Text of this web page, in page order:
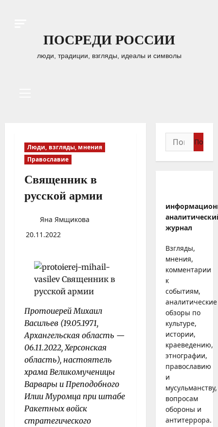
ПОСРЕДИ РОССИИ
люди, традиции, взгляды, идеалы и символы
Люди, взгляды, мнения
Православие
Священник в
русской армии
Яна Ямщикова
20.11.2022
Протоиерей Михаил
Васильев (19.05.1971,
Архангельская область —
06.11.2022, Херсонская
область), настоятель
храма Великомученицы
Варвары и Преподобного
Илии Муромца при штабе
Ракетных войск
стратегического
Найти:
журнал
Взгляды,
мнения,
комментарии
к
событиям,
аналитические
обзоры по
культуре,
истории,
краеведению,
этнографии,
православию
и
мусульманству,
вопросам
обороны и
антитеррора.